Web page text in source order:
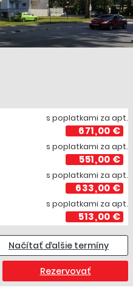
s poplatkami za apt.
671,00 €
s poplatkami za apt.
551,00 €
s poplatkami za apt.
633,00 €
s poplatkami za apt.
513,00 €
Načítať ďalšie termíny
Rezervovať